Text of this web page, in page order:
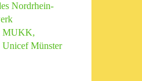
Nordrhein-
MUKK,
Unicef Münster